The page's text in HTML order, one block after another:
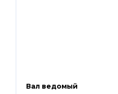
Вал ведомый